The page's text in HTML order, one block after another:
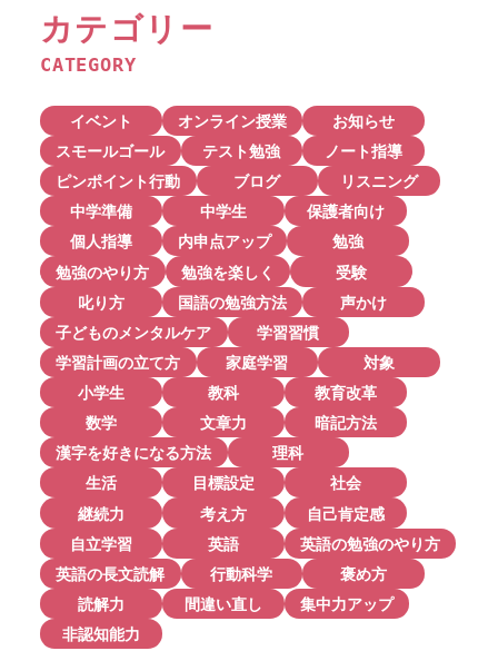
カテゴリー
CATEGORY
イベント オンライン授業
お知らせ
スモールゴール
テスト勉強
ノート指導
ピンポイント行動
ブログ
リスニング
中学準備
中学生
保護者向け
個人指導
内申点アップ
勉強
勉強のやり方
勉強を楽しく
受験
叱り方
国語の勉強方法
声かけ
子どものメンタルケア
学習習慣
学習計画の立て方
家庭学習
対象
小学生
教科
教育改革
数学
文章力
暗記方法
漢字を好きになる方法
理科
生活
目標設定
社会
継続力
考え方
自己肯定感
自立学習
英語
英語の勉強のやり方
英語の長文読解
行動科学
褒め方
読解力
間違い直し
集中力アップ
非認知能力